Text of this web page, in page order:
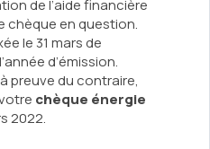
de l’aide financière
chèque en question.
le 31 mars de
d’émission.
preuve du contraire,
chèque énergie
2022.